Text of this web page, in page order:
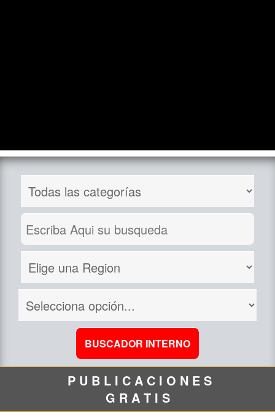
P U B L I C A C I O N E S
G R A T I S